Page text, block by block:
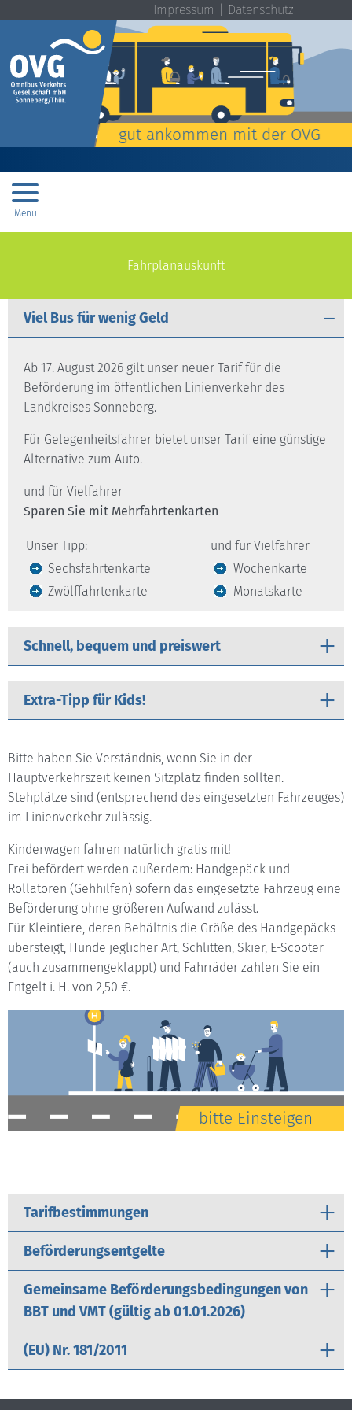
Impressum Datenschutz
gut ankommen mit der OVG
Menu
Fahrplanauskunft
Viel Bus für wenig Geld
Ab 17. August 2026 gilt unser neuer Tarif für die
Beförderung im öffentlichen Linienverkehr des
Landkreises Sonneberg.
Für Gelegenheitsfahrer bietet unser Tarif eine günstige
Alternative zum Auto.
und für Vielfahrer
Sparen Sie mit Mehrfahrtenkarten
Unser Tipp:
und für Vielfahrer
Sechsfahrtenkarte
Wochenkarte
Zwölffahrtenkarte
Monatskarte
Schnell, bequem und preiswert
Extra-Tipp für Kids!
Bitte haben Sie Verständnis, wenn Sie in der
Hauptverkehrszeit keinen Sitzplatz finden sollten.
Stehplätze sind (entsprechend des eingesetzten Fahrzeuges)
im Linienverkehr zulässig.
Kinderwagen fahren natürlich gratis mit!
Frei befördert werden außerdem: Handgepäck und
Rollatoren (Gehhilfen) sofern das eingesetzte Fahrzeug eine
Beförderung ohne größeren Aufwand zulässt.
Für Kleintiere, deren Behältnis die Größe des Handgepäcks
übersteigt, Hunde jeglicher Art, Schlitten, Skier, E-Scooter
(auch zusammengeklappt) und Fahrräder zahlen Sie ein
Entgelt i. H. von 2,50 €.
bitte Einsteigen
Tarifbestimmungen
Beförderungsentgelte
Gemeinsame Beförderungsbedingungen von
BBT und VMT (gültig ab 01.01.2026)
(EU) Nr. 181/2011